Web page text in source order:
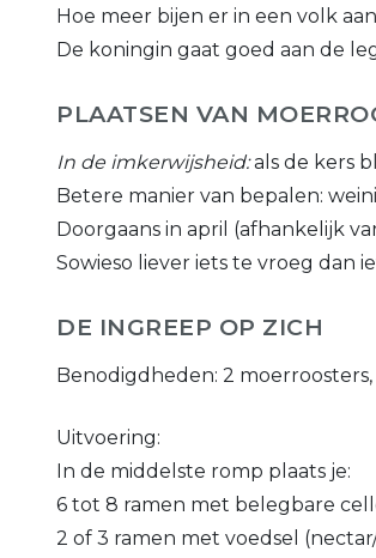
Hoe meer bijen er in een volk
De koningin gaat goed aan de
PLAATSEN VAN
In de imkerwijsheid:als de kers
Betere manier van bepalen:
Doorgaans in april (afhankelijk
Sowieso liever iets te vroeg dan
DE INGREEP OP ZICH
Benodigdheden: 2
Uitvoering:
In de middelste romp plaats je:
6 tot 8 ramen met belegbare
2 of 3 ramen met voedsel